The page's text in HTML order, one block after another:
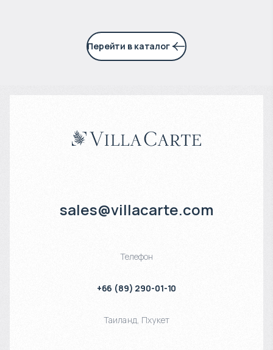
Перейти в каталог
sales@villacarte.com
Телефон
+66 (89) 290-01-10
Таиланд, Пхукет